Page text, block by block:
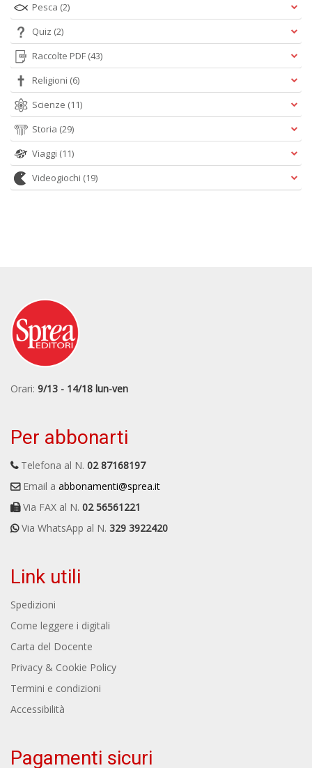
Pesca (2)
Quiz (2)
Raccolte PDF (43)
Religioni (6)
Scienze (11)
Storia (29)
Viaggi (11)
Videogiochi (19)
Orari: 9/13 - 14/18 lun-ven
Per abbonarti
Telefona al N. 02 87168197
Email a abbonamenti@sprea.it
Via FAX al N. 02 56561221
Via WhatsApp al N. 329 3922420
Link utili
Spedizioni
Come leggere i digitali
Carta del Docente
Privacy & Cookie Policy
Termini e condizioni
Accessibilità
Pagamenti sicuri